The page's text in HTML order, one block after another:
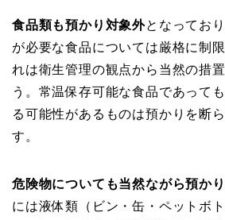
食品類も預かり対象外となってお
が必要な食品については厳格に制
れは衛生管理の観点から当然の措
う。常温保存可能な食品であって
る可能性があるものは預かりを断
す。
危険物についても当然ながら預か
には液体類（ビン・缶・ペットボ